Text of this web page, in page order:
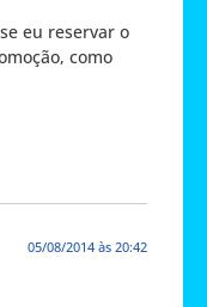
eu reservar o
como
05/08/2014 às 20:42